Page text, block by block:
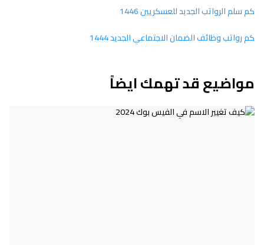
كم سلم الرواتب الجديد للعسكريين 1446
كم رواتب وظائف الضمان الاجتماعي الجديد 1444
مواضيع قد تهمك ايضاً